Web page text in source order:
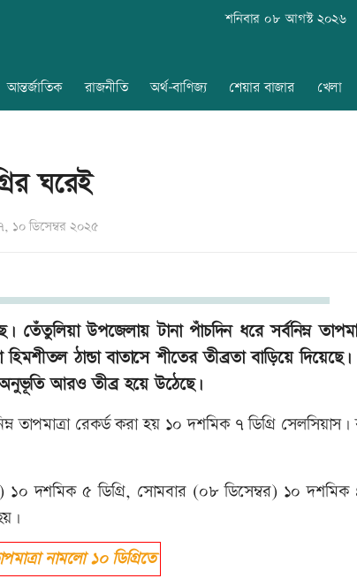
শনিবার ০৮ আগস্ট ২০২৬
আন্তর্জাতিক রাজনীতি অর্থ-বাণিজ্য শেয়ার বাজার খেলা
ঘরেই
ডিসেম্বর ২০২৫
উপজেলায় টানা পাঁচদিন ধরে সর্বনিম্ন
ঠান্ডা বাতাসে শীতের তীব্রতা বাড়িয়ে
অনুভূতি আরও তীব্র হয়ে উঠেছে।
রেকর্ড করা হয় ১০ দশমিক ৭ ডিগ্রি সেলসিয়াস।
দশমিক ৫ ডিগ্রি, সোমবার (০৮ ডিসেম্বর) ১০ দশমিক
নামলো ১০ ডিগ্রিতে